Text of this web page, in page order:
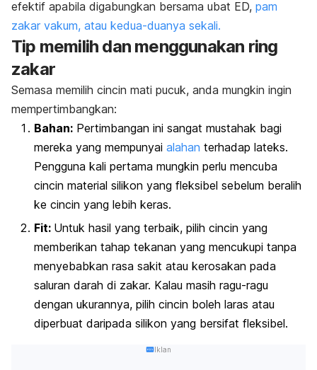
efektif apabila digabungkan bersama ubat ED, pam
zakar vakum, atau kedua-duanya sekali.
Tip memilih dan menggunakan ring
zakar
Semasa memilih cincin mati pucuk, anda mungkin ingin
mempertimbangkan:
Bahan: Pertimbangan ini sangat mustahak bagi
mereka yang mempunyai alahan terhadap lateks.
Pengguna kali pertama mungkin perlu mencuba
cincin material silikon yang fleksibel sebelum beralih
ke cincin yang lebih keras.
Fit: Untuk hasil yang terbaik, pilih cincin yang
memberikan tahap tekanan yang mencukupi tanpa
menyebabkan rasa sakit atau kerosakan pada
saluran darah di zakar. Kalau masih ragu-ragu
dengan ukurannya, pilih cincin boleh laras atau
diperbuat daripada silikon yang bersifat fleksibel.
Iklan